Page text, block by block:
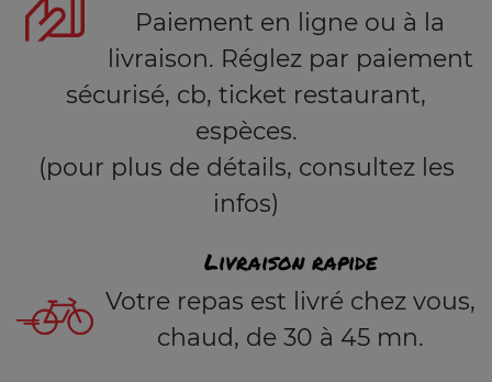
Paiement en ligne ou à la
livraison. Réglez par paiement
sécurisé, cb, ticket restaurant,
espèces.
(pour plus de détails, consultez les
infos)
Livraison rapide
Votre repas est livré chez vous,
chaud, de 30 à 45 mn.